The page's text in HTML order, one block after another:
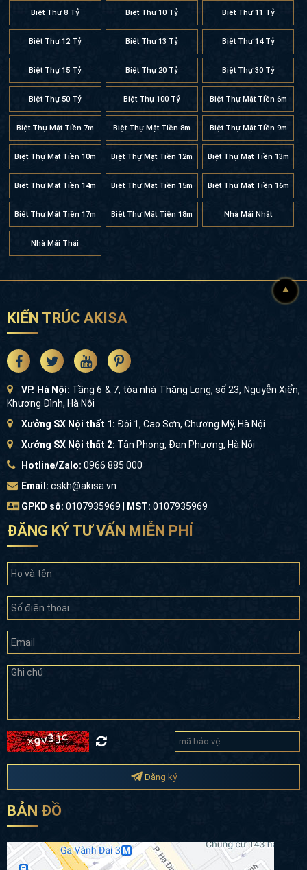
Biệt Thự 8 Tỷ Biệt Thự 10 Tỷ Biệt Thự 11 Tỷ
Biệt Thự 12 Tỷ Biệt Thự 13 Tỷ Biệt Thự 14 Tỷ
Biệt Thự 15 Tỷ Biệt Thự 20 Tỷ Biệt Thự 30 Tỷ
Biệt Thự 50 Tỷ Biệt Thự 100 Tỷ Biệt Thự Mặt Tiền 6m
Biệt Thự Mặt Tiền 7m Biệt Thự Mặt Tiền 8m Biệt Thự Mặt Tiền 9m
Biệt Thự Mặt Tiền 10m Biệt Thự Mặt Tiền 12m Biệt Thự Mặt Tiền 13m
Biệt Thự Mặt Tiền 14m Biệt Thự Mặt Tiền 15m Biệt Thự Mặt Tiền 16m
Biệt Thự Mặt Tiền 17m Biệt Thự Mặt Tiền 18m Nhà Mái Nhật
Nhà Mái Thái
KIẾN TRÚC AKISA
VP. Hà Nội: Tầng 6 & 7, tòa nhà Thăng Long, số 23, Nguyễn Xiển,
Khương Đình, Hà Nội
Xưởng SX Nội thất 1: Đội 1, Cao Sơn, Chương Mỹ, Hà Nội
Xưởng SX Nội thất 2: Tân Phong, Đan Phượng, Hà Nội
Hotline/Zalo: 0966 885 000
Email: cskh@akisa.vn
GPKD số: 0107935969 | MST: 0107935969
ĐĂNG KÝ TƯ VẤN MIỄN PHÍ
Đăng ký
BẢN ĐỒ